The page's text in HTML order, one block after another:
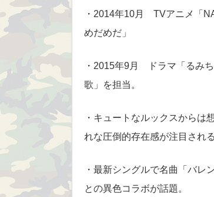
・2014年10月 TVアニメ「
めだめだ」
・2015年9月 ドラマ「るみ
歌」を担当。
・キュートなルックスからは
れな圧倒的存在感が注目され
・最新シングルで名曲「バレ
との異色コラボが話題。